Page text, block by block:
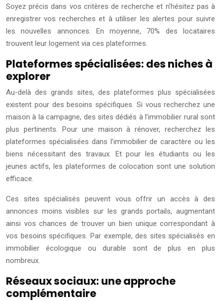
Soyez précis dans vos critères de recherche et n’hésitez pas à
enregistrer vos recherches et à utiliser les alertes pour suivre
les nouvelles annonces. En moyenne, 70% des locataires
trouvent leur logement via ces plateformes.
Plateformes spécialisées: des niches à
explorer
Au-delà des grands sites, des plateformes plus spécialisées
existent pour des besoins spécifiques. Si vous recherchez une
maison à la campagne, des sites dédiés à l’immobilier rural sont
plus pertinents. Pour une maison à rénover, recherchez les
plateformes spécialisées dans l’immobilier de caractère ou les
biens nécessitant des travaux. Et pour les étudiants ou les
jeunes actifs, les plateformes de colocation sont une solution
efficace.
Ces sites spécialisés peuvent vous offrir un accès à des
annonces moins visibles sur les grands portails, augmentant
ainsi vos chances de trouver un bien unique correspondant à
vos besoins spécifiques. Par exemple, des sites spécialisés en
immobilier écologique ou durable sont de plus en plus
nombreux.
Réseaux sociaux: une approche
complémentaire